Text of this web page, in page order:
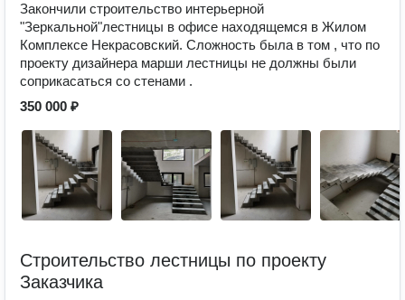
Закончили строительство интерьерной
"Зеркальной"лестницы в офисе находящемся в Жилом
Комплексе Некрасовский. Сложность была в том , что по
проекту дизайнера марши лестницы не должны были
соприкасаться со стенами .
350 000 ₽
Строительство лестницы по проекту
Заказчика